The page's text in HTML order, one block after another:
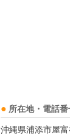
所在地・電話番
沖縄県浦添市屋